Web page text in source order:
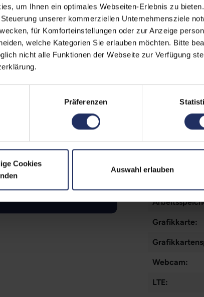
um Ihnen ein optimales Webseiten-Erlebnis zu
unserer kommerziellen Unternehmensziele
für Komforteinstellungen oder zur Anzeige
welche Kategorien Sie erlauben möchten. Bitte
nicht alle Funktionen der Webseite zur Verfügung
Präferenzen
Cookies
Auswahl erlauben
hinterlegt)
Wiederherstellungsmöglichkeit auf
Kapazität liegt im Normalfall
übernehmen.
Grading:
Produkttyp:
Displaygröße:
Displayart:
Prozessor:
CPU
Grafikkarte:
Webcam:
LTE: